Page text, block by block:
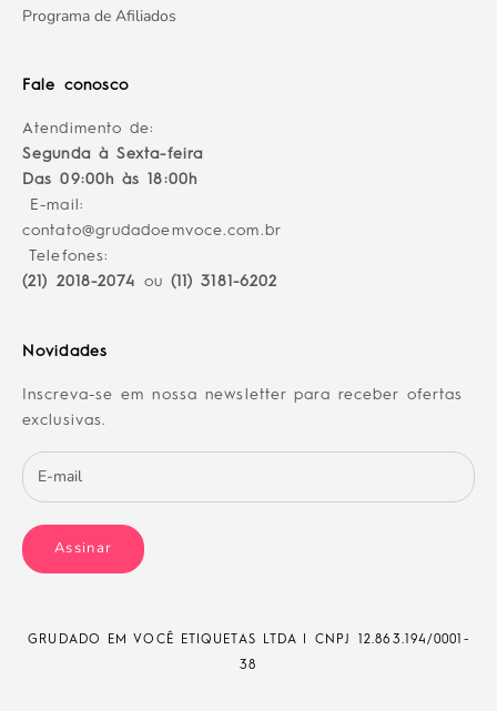
Programa de Afiliados
Fale conosco
Atendimento de:
Segunda à Sexta-feira
Das 09:00h às 18:00h
E-mail:
contato@grudadoemvoce.com.br
Telefones:
(21) 2018-2074
ou (11) 3181-6202
Novidades
Inscreva-se em nossa newsletter para receber ofertas
exclusivas.
Assinar
GRUDADO EM VOCÊ ETIQUETAS LTDA | CNPJ
12.863.194/0001-
38